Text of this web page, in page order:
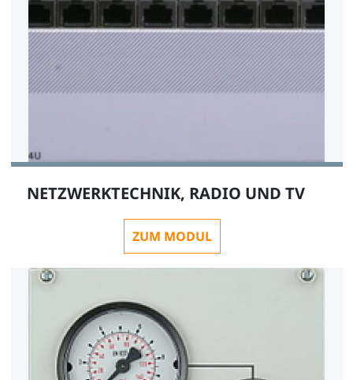
NETZWERKTECHNIK, RADIO UND TV
ZUM MODUL